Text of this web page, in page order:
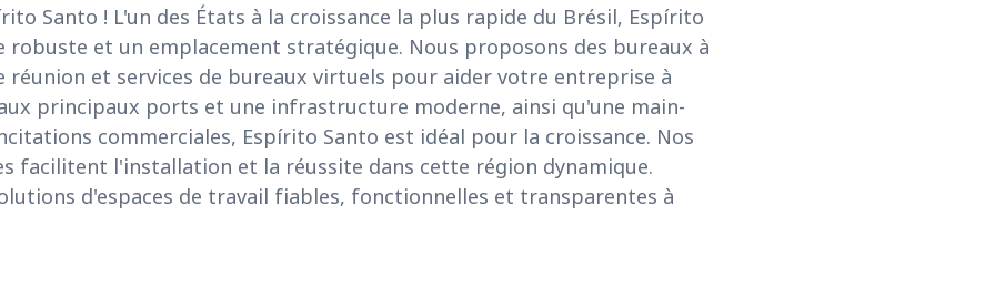
Santo ! L'un des États à la croissance la plus rapide du Brésil, Espírito
robuste et un emplacement stratégique. Nous proposons des bureaux à
réunion et services de bureaux virtuels pour aider votre entreprise à
principaux ports et une infrastructure moderne, ainsi qu'une main-
commerciales, Espírito Santo est idéal pour la croissance. Nos
facilitent l'installation et la réussite dans cette région dynamique.
d'espaces de travail fiables, fonctionnelles et transparentes à